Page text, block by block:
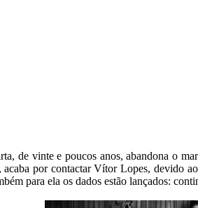
vinte e poucos anos, abandona o
por contactar Vítor Lopes, devido
para ela os dados estão lançados: